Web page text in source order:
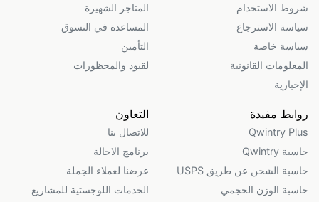
شروط الاستخدام
سياسة الاسترجاع
سياسة خاصة
المعلومات القانونية
الإخبارية
المتاجر الشهيرة
المساعدة في التسوق
التأمين
لقيود والمحظورات
روابط مفيدة
Qwintry Plus
حاسبة Qwintry
حاسبة الشحن عن طريق USPS
حاسبة الوزن الحجمي
التعاون
للاتصال بنا
برنامج الاحالة
عرضنا لعملاء الجملة
الخدمات اللوجستية للمشاريع